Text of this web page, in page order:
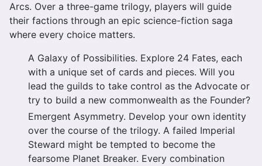
Arcs. Over a three-game trilogy, players will guide
their factions through an epic science-fiction saga
where every choice matters.
A Galaxy of Possibilities. Explore 24 Fates, each
with a unique set of cards and pieces. Will you
lead the guilds to take control as the Advocate or
try to build a new commonwealth as the Founder?
Emergent Asymmetry. Develop your own identity
over the course of the trilogy. A failed Imperial
Steward might be tempted to become the
fearsome Planet Breaker. Every combination